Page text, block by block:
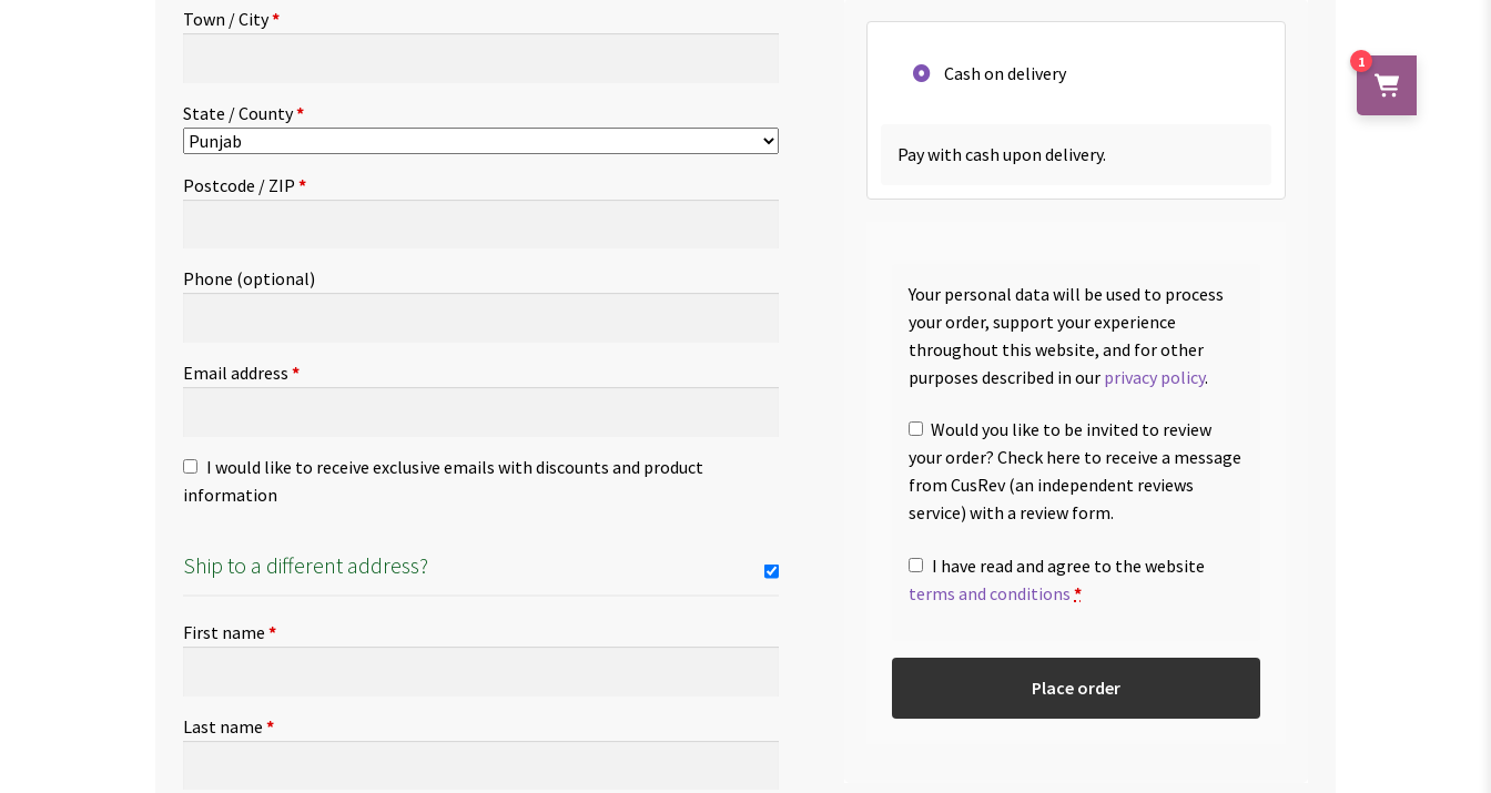
etc.(optional)
Town / City*
State / County*
Postcode / ZIP*
Phone (optional)
Email address*
I would like to receive exclusive emails with discounts and product
information
Ship to a different address?
First name*
Last name*
Cash on delivery
Pay with cash upon delivery.
Your personal data will be used to process
your order, support your experience
throughout this website, and for other
purposes described in our privacy policy.
Would you like to be invited to review
your order? Check here to receive a message
from CusRev (an independent reviews
service) with a review form.
I have read and agree to the website
terms and conditions *
Place order
1